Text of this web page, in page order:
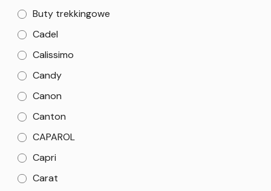
Buty trekkingowe
Cadel
Calissimo
Candy
Canon
Canton
CAPAROL
Capri
Carat